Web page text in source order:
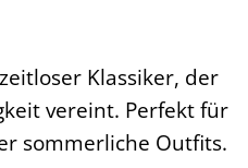
Klassiker, der
vereint. Perfekt für
sommerliche Outfits.